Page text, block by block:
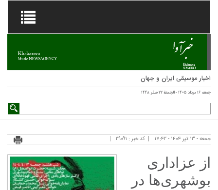
اخبار موسیقی ایران و جهان
جمعه ۱۶ مرداد ۱۴۰۵ - الجمعة ۲۲ صفر ۱۴۴۸
جمعه - ۱۳ تیر ۱۴۰۴ - ۱۷:۴۲ کد خبر : ۲۹۰۹۱
از عزاداری
بوشهری‌ها در